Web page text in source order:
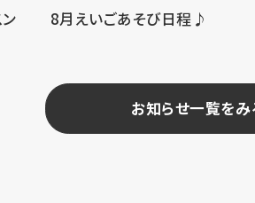
8月えいごあそび日程♪
お知らせ一覧をみ